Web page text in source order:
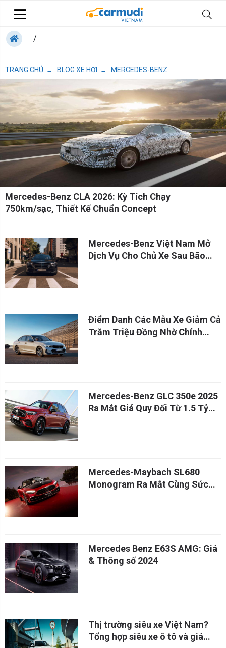
/
TRANG CHỦ → BLOG XE HƠI → MERCEDES-BENZ
Mercedes-Benz CLA 2026: Kỳ Tích Chạy
750km/sạc, Thiết Kế Chuẩn Concept
Mercedes-Benz Việt Nam Mở
Dịch Vụ Cho Chủ Xe Sau Bão
Điểm Danh Các Mẫu Xe Giảm Cả
Trăm Triệu Đồng Nhờ Chính
Mercedes-Benz GLC 350e 2025
Ra Mắt Giá Quy Đổi Từ 1.5 Tỷ
Mercedes-Maybach SL680
Monogram Ra Mắt Cùng Sức
Mercedes Benz E63S AMG: Giá
& Thông số 2024
Thị trường siêu xe Việt Nam?
Tổng hợp siêu xe ô tô và giá